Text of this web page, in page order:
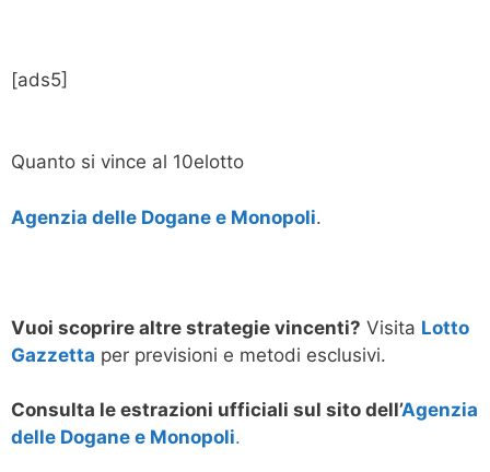
[ads5]
Quanto si vince al 10elotto
Agenzia delle Dogane e Monopoli.
Vuoi scoprire altre strategie vincenti? Visita Lotto
Gazzetta per previsioni e metodi esclusivi.
Consulta le estrazioni ufficiali sul sito dell’Agenzia
delle Dogane e Monopoli.